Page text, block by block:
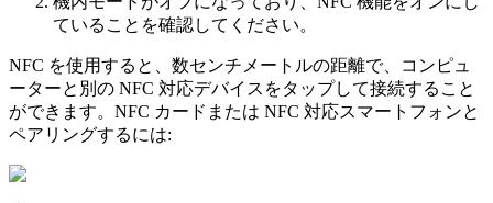
ていることを確認してください。
NFC を使用すると、数センチメートルの距離で、コンピュ
ーターと別の NFC 対応デバイスをタップして接続すること
ができます。NFC カードまたは NFC 対応スマートフォンと
ペアリングするには: